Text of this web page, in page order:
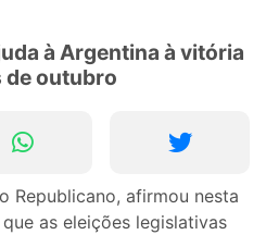
à Argentina à vitória
de outubro
Republicano, afirmou nesta
as eleições legislativas